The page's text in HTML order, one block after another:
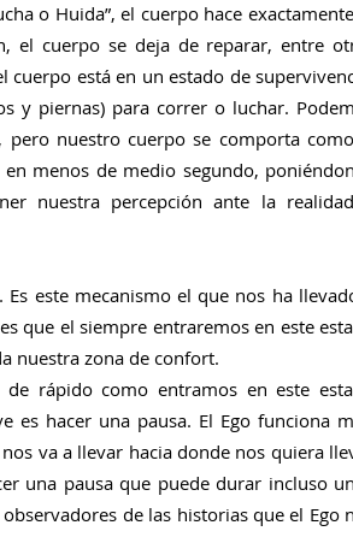
o Huida”, el cuerpo hace
el cuerpo se deja de reparar, entre
está en un estado de
y piernas) para correr o luchar.
nuestro cuerpo se comporta
menos de medio segundo,
nuestra percepción ante la
este mecanismo el que nos ha
que el siempre entraremos en este
nuestra zona de confort.
rápido como entramos en este
es hacer una pausa. El Ego funciona
va a llevar hacia donde nos quiera
una pausa que puede durar incluso
de las historias que el Ego